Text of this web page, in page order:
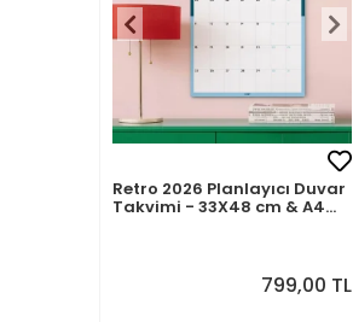
Retro 2026 Planlayıcı Duvar
Takvimi - 33X48 cm & A4
799,00 TL